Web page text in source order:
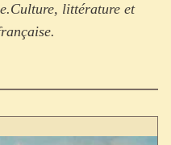
littérature et